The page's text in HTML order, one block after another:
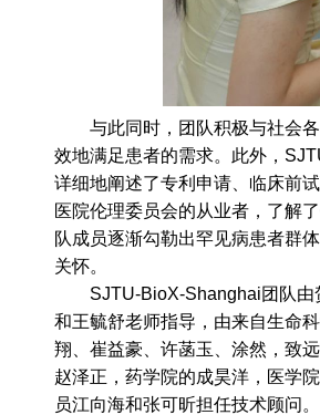
与此同时，团队积极与社会
效地满足患者的需求。此外，
详细地阐述了专利申请、临床前
医院伦理委员会的从业者，了解
队成员逐渐勾勒出罕见病患者群
关怀。
SJTU-BioX-Shanghai团队
和王毓舒老师指导，由来自生命
翔、崔益豪、许菡玉、涂然，致
赵泽正，药学院的成昊洋，医学
员江向海和张可昕担任技术顾问。